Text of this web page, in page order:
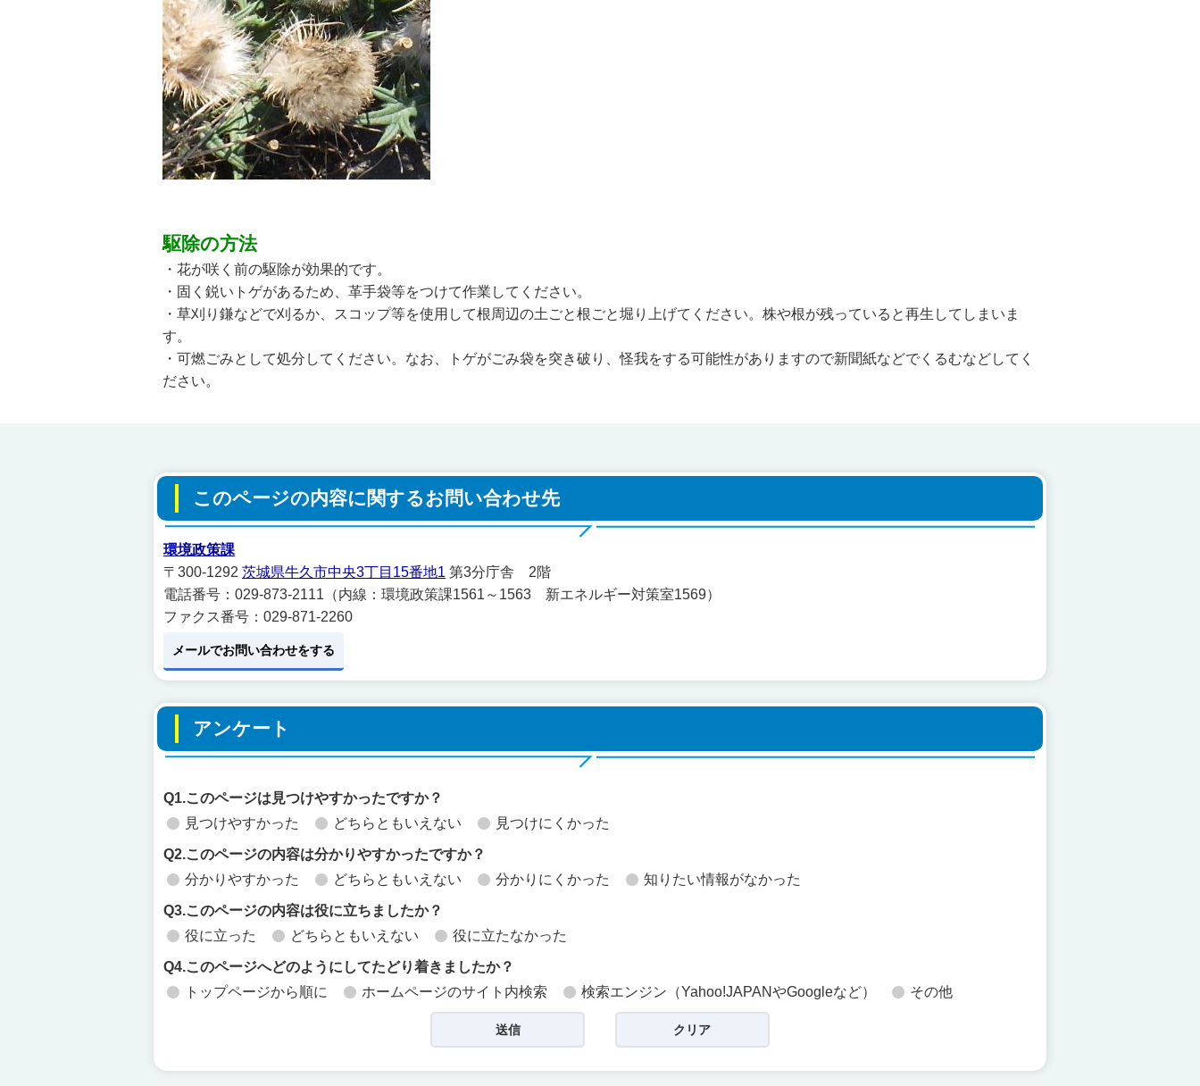
駆除の方法
・花が咲く前の駆除が効果的です。
・固く鋭いトゲがあるため、革手袋等をつけて作業してください。
・草刈り鎌などで刈るか、スコップ等を使用して根周辺の土ごと根ごと堀り上げてください。株や根が残っていると再生してしまいま
す。
・可燃ごみとして処分してください。なお、トゲがごみ袋を突き破り、怪我をする可能性がありますので新聞紙などでくるむなどしてく
ださい。
このページの内容に関するお問い合わせ先
環境政策課
〒300-1292 茨城県牛久市中央3丁目15番地1 第3分庁舎 2階
電話番号：029-873-2111（内線：環境政策課1561～1563 新エネルギー対策室1569）
ファクス番号：029-871-2260
メールでお問い合わせをする
アンケート
Q1.このページは見つけやすかったですか？
見つけやすかった
どちらともいえない 見つけにくかった
Q2.このページの内容は分かりやすかったですか？
分かりやすかった
どちらともいえない 分かりにくかった 知りたい情報がなかった
Q3.このページの内容は役に立ちましたか？
役に立った
どちらともいえない 役に立たなかった
Q4.このページへどのようにしてたどり着きましたか？
トップページから順に
ホームページのサイト内検索 検索エンジン（Yahoo!JAPANやGoogleなど） その他